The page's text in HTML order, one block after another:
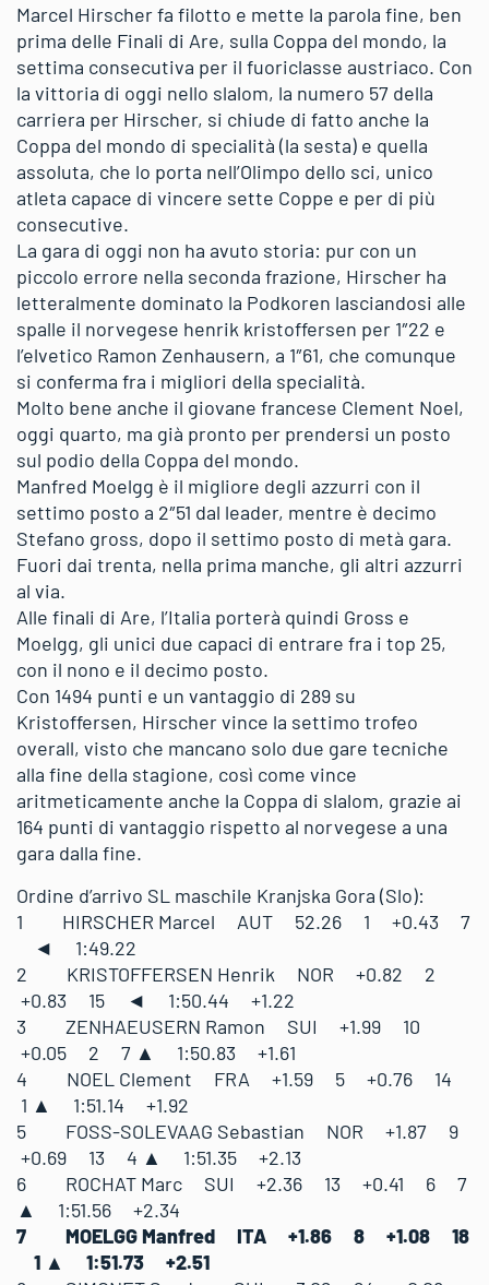
Marcel Hirscher fa filotto e mette la parola fine, ben
prima delle Finali di Are, sulla Coppa del mondo, la
settima consecutiva per il fuoriclasse austriaco. Con
la vittoria di oggi nello slalom, la numero 57 della
carriera per Hirscher, si chiude di fatto anche la
Coppa del mondo di specialità (la sesta) e quella
assoluta, che lo porta nell’Olimpo dello sci, unico
atleta capace di vincere sette Coppe e per di più
consecutive.
La gara di oggi non ha avuto storia: pur con un
piccolo errore nella seconda frazione, Hirscher ha
letteralmente dominato la Podkoren lasciandosi alle
spalle il norvegese henrik kristoffersen per 1″22 e
l’elvetico Ramon Zenhausern, a 1″61, che comunque
si conferma fra i migliori della specialità.
Molto bene anche il giovane francese Clement Noel,
oggi quarto, ma già pronto per prendersi un posto
sul podio della Coppa del mondo.
Manfred Moelgg è il migliore degli azzurri con il
settimo posto a 2″51 dal leader, mentre è decimo
Stefano gross, dopo il settimo posto di metà gara.
Fuori dai trenta, nella prima manche, gli altri azzurri
al via.
Alle finali di Are, l’Italia porterà quindi Gross e
Moelgg, gli unici due capaci di entrare fra i top 25,
con il nono e il decimo posto.
Con 1494 punti e un vantaggio di 289 su
Kristoffersen, Hirscher vince la settimo trofeo
overall, visto che mancano solo due gare tecniche
alla fine della stagione, così come vince
aritmeticamente anche la Coppa di slalom, grazie ai
164 punti di vantaggio rispetto al norvegese a una
gara dalla fine.
Ordine d’arrivo SL maschile Kranjska Gora (Slo):
1 HIRSCHER Marcel AUT 52.26 1 +0.43 7
◄ 1:49.22
2 KRISTOFFERSEN Henrik NOR +0.82 2
+0.83 15 ◄ 1:50.44 +1.22
3 ZENHAEUSERN Ramon SUI +1.99 10
+0.05 2 7 ▲ 1:50.83 +1.61
4 NOEL Clement FRA +1.59 5 +0.76 14
1 ▲ 1:51.14 +1.92
5 FOSS-SOLEVAAG Sebastian NOR +1.87 9
+0.69 13 4 ▲ 1:51.35 +2.13
6 ROCHAT Marc SUI +2.36 13 +0.41 6 7
▲ 1:51.56 +2.34
7 MOELGG Manfred ITA +1.86 8 +1.08 18
1 ▲ 1:51.73 +2.51